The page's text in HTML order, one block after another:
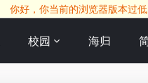
你好，你当前的浏览器版本过
校园 海归